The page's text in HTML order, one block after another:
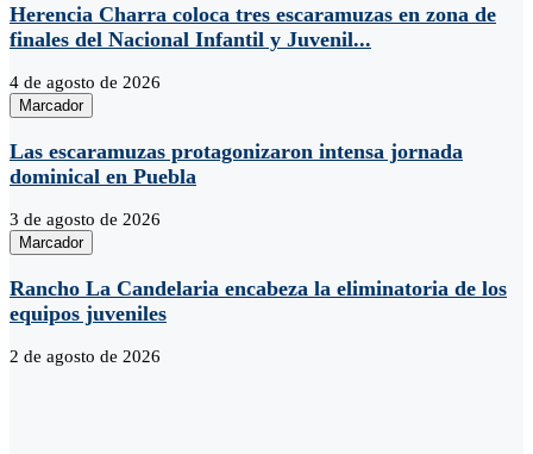
Herencia Charra coloca tres escaramuzas en zona de
finales del Nacional Infantil y Juvenil...
4 de agosto de 2026
Marcador
Las escaramuzas protagonizaron intensa jornada
dominical en Puebla
3 de agosto de 2026
Marcador
Rancho La Candelaria encabeza la eliminatoria de los
equipos juveniles
2 de agosto de 2026